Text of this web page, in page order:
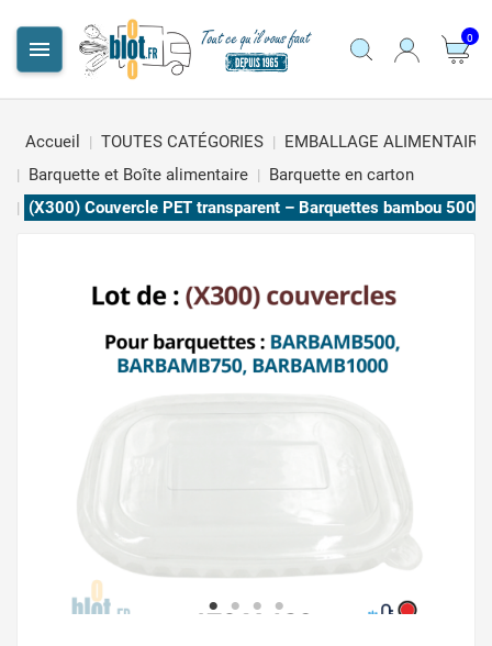
 0
Accueil TOUTES CATÉGORIES
EMBALLAGE ALIMENTAIRE
Barquette et Boîte alimentaire
Barquette en carton
(X300) Couvercle PET transparent – Barquettes bambou